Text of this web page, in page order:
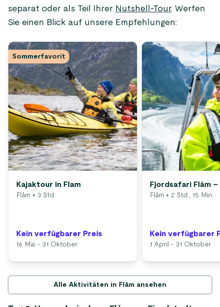
separat oder als Teil Ihrer Nutshell-Tour. Werfen
Sie einen Blick auf unsere Empfehlungen:
Sommerfavorit
Kajaktour in Flam
Flåm • 3 Std.
Kein verfügbarer Preis
16 Mai - 31 Oktober
Fjordsafari Flåm –
Flåm • 2 Std., 15 Min.
Kein verfügbarer
1 April - 31 Oktober
Alle Aktivitäten in Flåm ansehen